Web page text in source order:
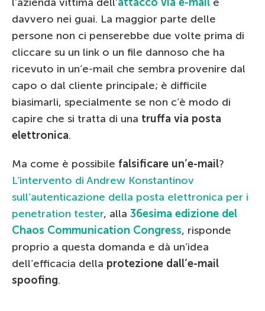
davvero nei guai. La maggior parte delle
persone non ci penserebbe due volte prima di
cliccare su un link o un file dannoso che ha
ricevuto in un’e-mail che sembra provenire dal
capo o dal cliente principale; è difficile
biasimarli, specialmente se non c’è modo di
capire che si tratta di una truffa via posta
elettronica.
Ma come è possibile falsificare un’e-mail?
L’intervento di Andrew Konstantinov
sull’autenticazione della posta elettronica per i
penetration tester, alla 36esima edizione del
Chaos Communication Congress, risponde
proprio a questa domanda e dà un’idea
dell’efficacia della protezione dall’e-mail
spoofing.